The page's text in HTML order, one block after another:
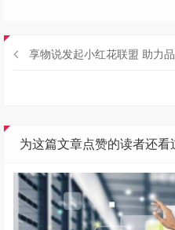
享物说发起小红花联盟 助力
为这篇文章点赞的读者还看